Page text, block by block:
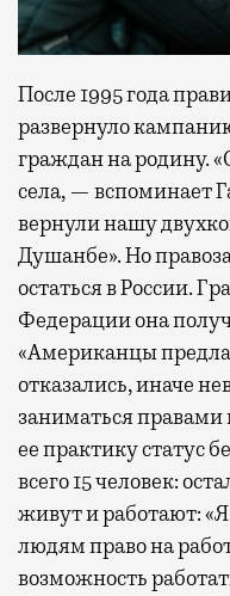
После 1995 года
развернуло
граждан на родину.
села, — вспоминает
вернули нашу
Душанбе». Но
остаться в России.
Федерации она
«Американцы
отказались, иначе
заниматься правами
ее практику статус
всего 15 человек:
живут и работают: «Я
людям право на
возможность